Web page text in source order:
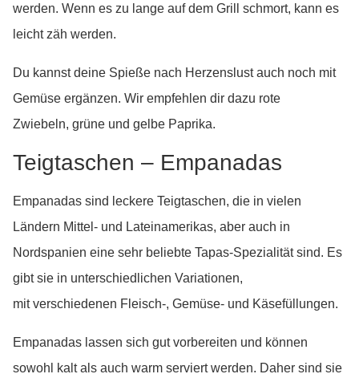
werden. Wenn es zu lange auf dem Grill schmort, kann es
leicht zäh werden.
Du kannst deine Spieße nach Herzenslust auch noch mit
Gemüse ergänzen. Wir empfehlen dir dazu rote
Zwiebeln, grüne und gelbe Paprika.
Teigtaschen – Empanadas
Empanadas sind leckere Teigtaschen, die in vielen
Ländern Mittel- und Lateinamerikas, aber auch in
Nordspanien eine sehr beliebte Tapas-Spezialität sind. Es
gibt sie in unterschiedlichen Variationen,
mit verschiedenen Fleisch-, Gemüse- und Käsefüllungen.
Empanadas lassen sich gut vorbereiten und können
sowohl kalt als auch warm serviert werden. Daher sind sie